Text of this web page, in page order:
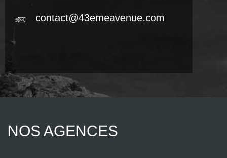
contact@43emeavenue.com
NOS AGENCES